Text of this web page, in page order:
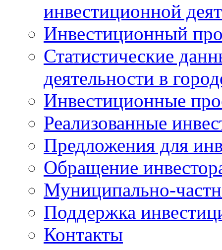
инвестиционной
Инвестиционный
Статистические
деятельности в
Инвестиционные
Реализованные
Предложения для
Обращение
Муниципально-
Поддержка
Контакты